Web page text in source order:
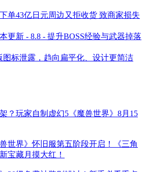
单43亿日元周边又拒收货 致商家损失
更新 - 8.8 - 提升BOSS经验与武器掉落
图标泄露，趋向扁平化、设计更简洁
？玩家自制虚幻5《魔兽世界》8月15
世界》怀旧服第五阶段开启！《三角
宝藏月摸大红！